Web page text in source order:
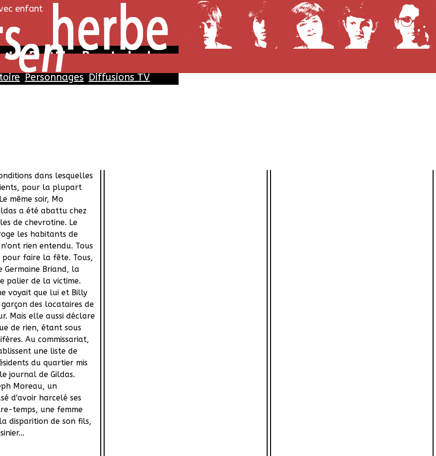
enfant
Bastille : Permis de chasse
Personnages Diffusions TV
dans lesquelles
pour la plupart
même soir, Mo
a été abattu chez
de chevrotine. Le
les habitants de
rien entendu. Tous
pour faire la fête. Tous,
Germaine Briand, la
palier de la victime.
voyait que lui et Billy
des locataires de
Mais elle aussi déclare
de rien, étant sous
Au commissariat,
une liste de
du quartier mis
journal de Gildas.
Moreau, un
d'avoir harcelé ses
temps, une femme
disparition de son fils,